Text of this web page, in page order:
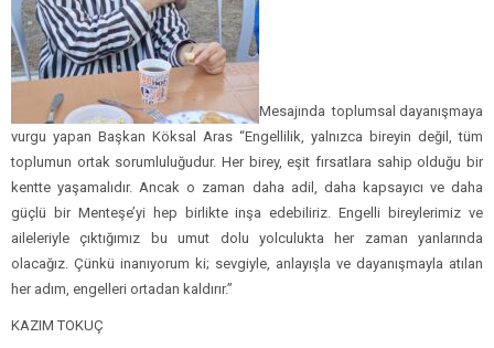
Mesajında toplumsal dayanışmaya
vurgu yapan Başkan Köksal Aras “Engellilik, yalnızca bireyin değil, tüm
toplumun ortak sorumluluğudur. Her birey, eşit fırsatlara sahip olduğu bir
kentte yaşamalıdır. Ancak o zaman daha adil, daha kapsayıcı ve daha
güçlü bir Menteşe’yi hep birlikte inşa edebiliriz. Engelli bireylerimiz ve
aileleriyle çıktığımız bu umut dolu yolculukta her zaman yanlarında
olacağız. Çünkü inanıyorum ki; sevgiyle, anlayışla ve dayanışmayla atılan
her adım, engelleri ortadan kaldırır.”
KAZIM TOKUÇ